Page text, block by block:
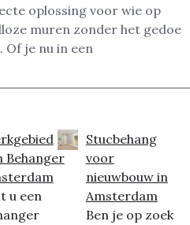
oplossing voor wie op
muren zonder het gedoe
je nu in een
Behanger
u een
Stucbehang
voor
nieuwbouw in
Amsterdam
Ben je op zoek